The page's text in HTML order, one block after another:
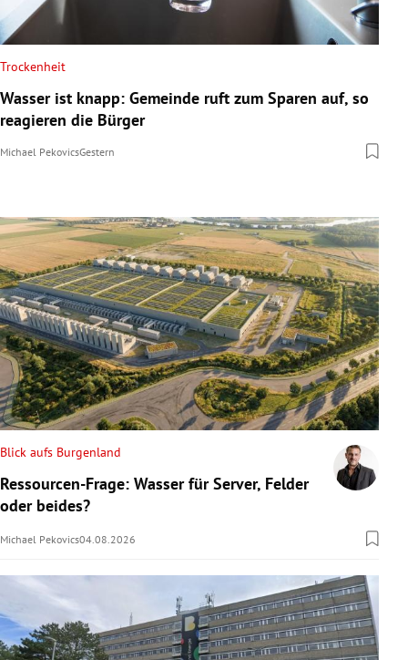
Trockenheit
Wasser ist knapp: Gemeinde ruft zum Sparen auf, so
reagieren die Bürger
Michael PekovicsGestern
Blick aufs Burgenland
Ressourcen-Frage: Wasser für Server, Felder
oder beides?
Michael Pekovics04.08.2026